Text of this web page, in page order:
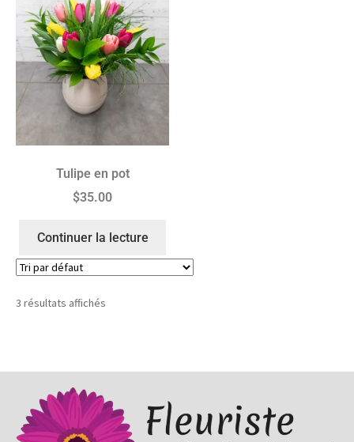
Tulipe en pot
$35.00
Continuer la lecture
3 résultats affichés